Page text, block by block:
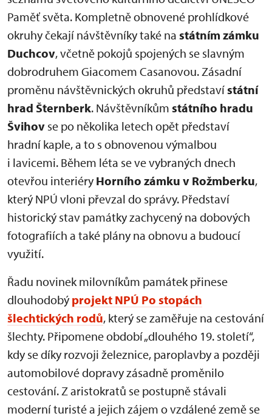
Paměť světa. Kompletně obnovené prohlídkové
okruhy čekají návštěvníky také na státním zámku
Duchcov, včetně pokojů spojených se slavným
dobrodruhem Giacomem Casanovou. Zásadní
proměnu návštěvnických okruhů představístátní
hrad Šternberk. Návštěvníkům státního hradu
Švihov se po několika letech opět představí
hradní kaple, a to s obnovenou výmalbou
i lavicemi. Během léta se ve vybraných dnech
otevřou interiéry Horního zámku v Rožmberku,
který NPÚ vloni převzal do správy. Představí
historický stav památky zachycený na dobových
fotografiích a také plány na obnovu a budoucí
využití.
Řadu novinek milovníkům památek přinese
dlouhodobý projekt NPÚ Po stopách
šlechtických rodů, který se zaměřuje na cestování
šlechty. Připomene období „dlouhého 19. století“,
kdy se díky rozvoji železnice, paroplavby a později
automobilové dopravy zásadně proměnilo
cestování. Z aristokratů se postupně stávali
moderní turisté a jejich zájem o vzdálené země se